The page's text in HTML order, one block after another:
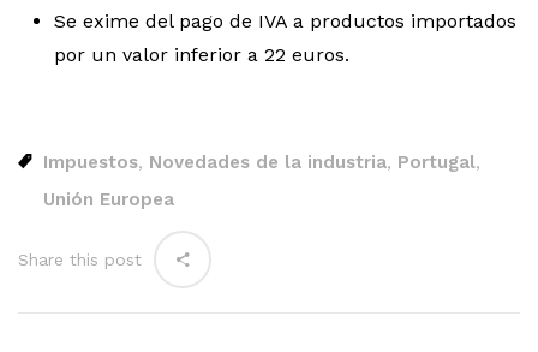
Se exime del pago de IVA a productos importados
por un valor inferior a 22 euros.
Impuestos, Novedades de la industria, Portugal,
Unión Europea
Share this post